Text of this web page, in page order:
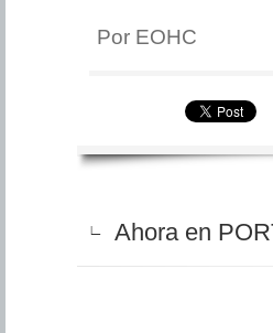
Por EOHC
∟ Ahora en